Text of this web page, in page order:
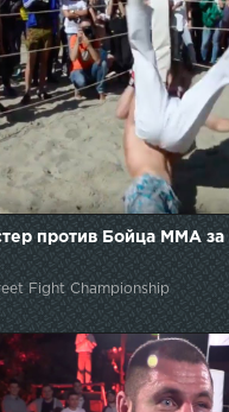
против Бойца ММА за
Fight Championship